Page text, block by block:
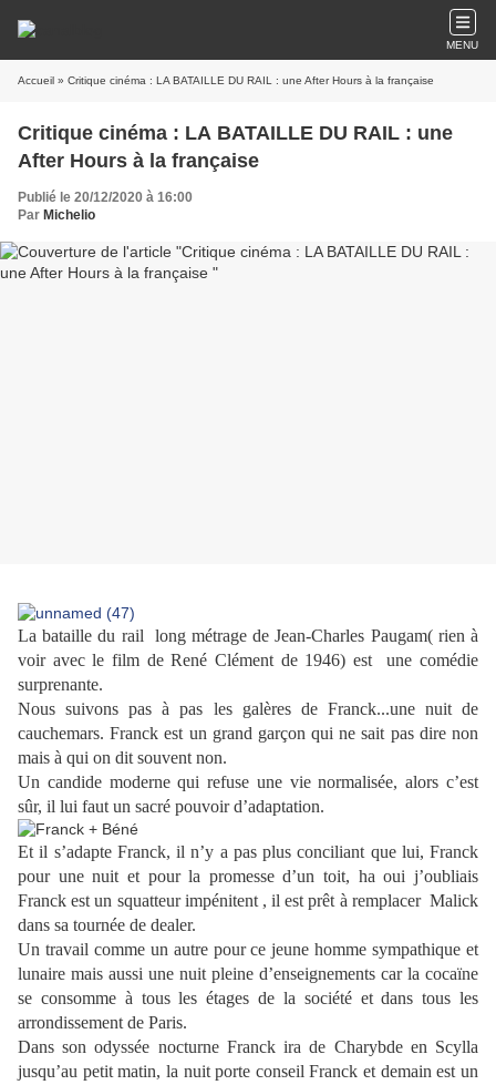
MENU
Accueil » Critique cinéma : LA BATAILLE DU RAIL : une After Hours à la française
Critique cinéma : LA BATAILLE DU RAIL : une
After Hours à la française
Publié le 20/12/2020 à 16:00
Par Michelio
La bataille du rail long métrage deJean-Charles Paugam( rien à
voir avec le film de René Clément de 1946) est une comédie
surprenante.
Nous suivons pas à pas les galères de Franck...une nuit de
cauchemars. Franck est un grand garçon qui ne sait pas dire non
mais à qui on dit souvent non.
Un candide moderne qui refuse une vie normalisée, alors c’est
sûr, il lui faut un sacré pouvoir d’adaptation.
Et il s’adapte Franck, il n’y a pas plus conciliant que lui, Franck
pour une nuit et pour la promesse d’un toit, ha oui j’oubliais
Franck est un squatteur impénitent , il est prêt à remplacer Malick
dans sa tournée de dealer.
Un travail comme un autre pour ce jeune homme sympathique et
lunaire mais aussi une nuit pleine d’enseignements car la cocaïne
se consomme à tous les étages de la société et dans tous les
arrondissement de Paris.
Dans son odyssée nocturne Franck ira de Charybde en Scylla
jusqu’au petit matin, la nuit porte conseil Franck et demain est un